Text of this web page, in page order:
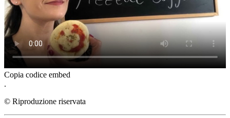
Copia codice embed
.
© Riproduzione riservata